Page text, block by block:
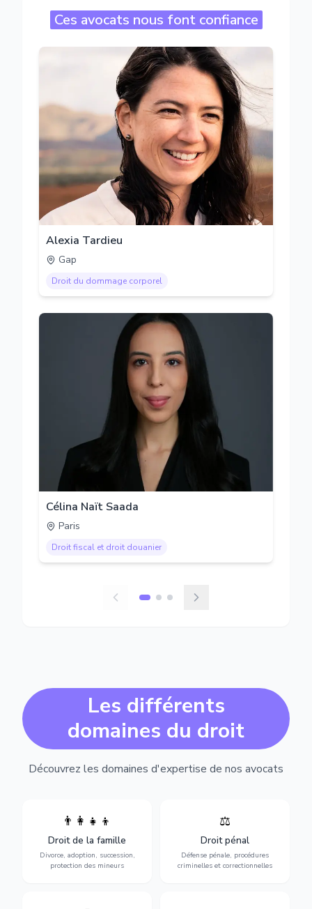
Ces avocats nous font confiance
Alexia Tardieu
Gap
Droit du dommage corporel
Célina Naït Saada
Paris
Droit fiscal et droit douanier
Les différents
domaines du droit
Découvrez les domaines d'expertise de nos avocats
👨‍👩‍👧‍👦
Droit de la famille
Divorce, adoption, succession,
protection des mineurs
Divorce, garde d'enfants,
adoption, succession et
protection des personnes
vulnérables.
⚖️
Droit pénal
Défense pénale, procédures
criminelles et correctionnelles
Expertise en matière pénale,
vue jusqu'au procès, pour
toute affaire correctionnelle
ou criminelle.